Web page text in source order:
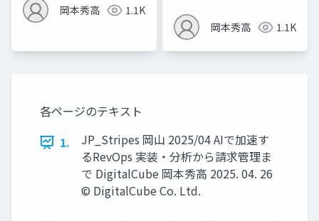
岡本秀高 1.1K
岡本秀高 1.1K
各ページのテキスト
1.
JP_Stripes 岡⼭ 2025/04 AIで加速す
るRevOps 実装‧分析から請求管理ま
で DigitalCube 岡本秀⾼ 2025. 04. 26
© DigitalCube Co. Ltd.